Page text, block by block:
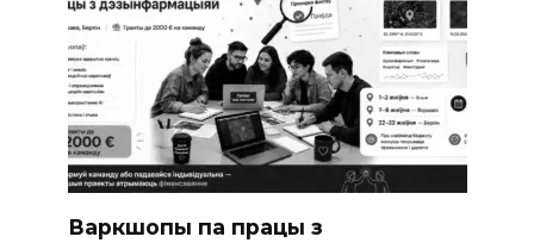
Варкшопы па працы з